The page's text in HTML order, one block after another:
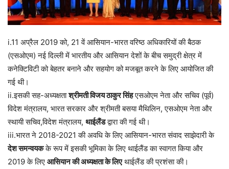
i.11 अप्रैल 2019 को, 21 वें आसियान-भारत वरिष्ठ अधिकारियों की बैठक
(एसओएम) नई दिल्ली में भारतीय और आसियान देशों के बीच समुद्री क्षेत्र में
कनेक्टिविटी को बेहतर बनाने और सहयोग को मजबूत करने के लिए आयोजित की
गई थी।
ii.इसकी सह-अध्यक्षताश्रीमती विजय ठाकुर सिंहएसओएम नेता और सचिव (पूर्व)
विदेश मंत्रालय, भारत सरकार और श्रीमती बसया मैथिलिन, एसओएम नेता और
स्थायी सचिव,विदेश मंत्रालय, थाईलैंडद्वारा की गई थी।
iii.भारत ने 2018-2021 की अवधि के लिए आसियान-भारत संवाद साझेदारी के
देश समन्वयकके रूप में इसकी भूमिका के लिए थाईलैंड का स्वागत किया और
2019 के लिए आसियान की अध्यक्षता के लिएथाईलैंड की प्रशंसा की।